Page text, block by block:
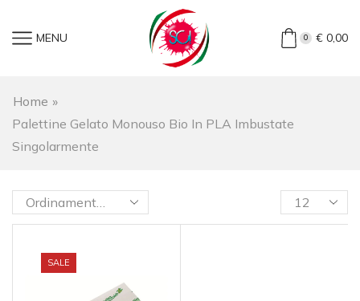
MENU 0 €0,00
Home »
Palettine Gelato Monouso Bio In PLA Imbustate
Singolarmente
SALE